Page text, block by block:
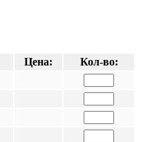
Цена:
Кол-во: